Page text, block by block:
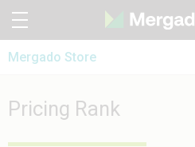
Mergado Store
Pricing Rank
CZ
Mergado Audyt
Pricing Rank